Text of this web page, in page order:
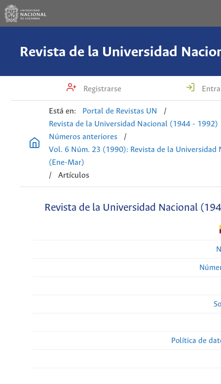
Registrarse
Está en: Portal de Revistas UN
/
Revista de la Universidad Nacional (1944 - 1992)
Números anteriores
/
Vol. 6 Núm. 23 (1990): Revista de la Universidad
(Ene-Mar)
/
Artículos
Revista de la Universidad Nacional
Política de